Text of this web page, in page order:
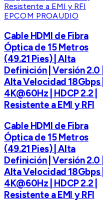
EPCOM PROAUDIO
Cable HDMI de Fibra
Óptica de 15 Metros
(49.21 Pies) | Alta
Definición | Versión 2.0 |
Alta Velocidad 18Gbps |
4K@60Hz | HDCP 2.2 |
Resistente a EMI y RFI
Cable HDMI de Fibra
Óptica de 15 Metros
(49.21 Pies) | Alta
Definición | Versión 2.0 |
Alta Velocidad 18Gbps |
4K@60Hz | HDCP 2.2 |
Resistente a EMI y RFI